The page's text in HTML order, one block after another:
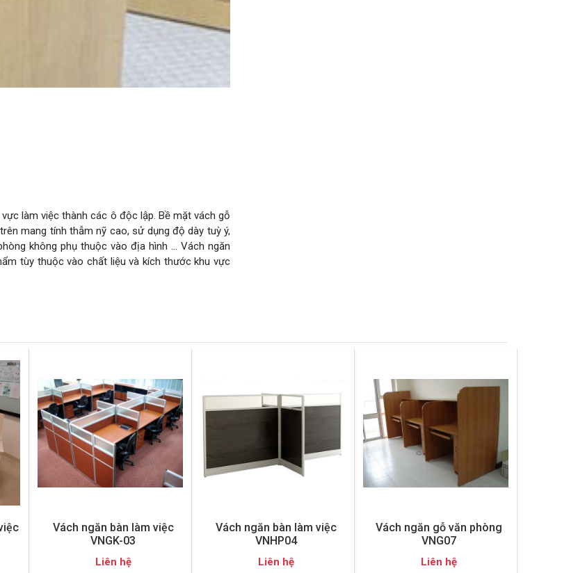
làm việc thành các ô độc lập. Bề mặt vách gỗ
mang tính thẫm nỹ cao, sử dụng độ dày tuỳ ý,
không phụ thuộc vào địa hình … Vách ngăn
tùy thuộc vào chất liệu và kích thước khu vực
Vách ngăn bàn làm việc
VNGK-03
Liên hệ
Vách ngăn bàn làm việc
VNHP04
Liên hệ
Vách ngăn gỗ văn phòng
VNG07
Liên hệ